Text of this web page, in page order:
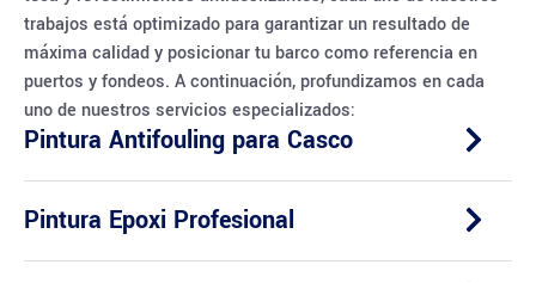
trabajos está optimizado para garantizar un resultado de
máxima calidad y posicionar tu barco como referencia en
puertos y fondeos. A continuación, profundizamos en cada
uno de nuestros servicios especializados:
Pintura Antifouling para Casco
Pintura Epoxi Profesional